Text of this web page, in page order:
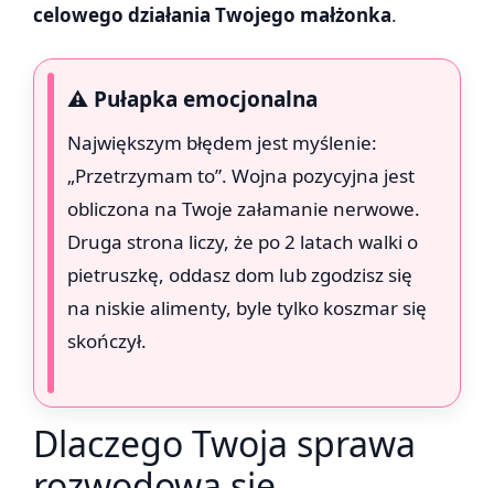
celowego działania Twojego małżonka.
⚠️ Pułapka emocjonalna
Największym błędem jest myślenie:
„Przetrzymam to”. Wojna pozycyjna jest
obliczona na Twoje załamanie nerwowe.
Druga strona liczy, że po 2 latach walki o
pietruszkę, oddasz dom lub zgodzisz się
na niskie alimenty, byle tylko koszmar się
skończył.
Dlaczego Twoja sprawa